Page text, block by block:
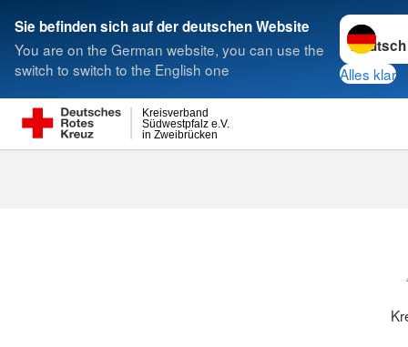
Sie befinden sich auf der deutschen Website
You are on the German website, you can use the
switch to switch to the English one
Sprache
Alles klar
in Zweibrücken
Südwestpfalz e.V.
Kreisverband
Suche